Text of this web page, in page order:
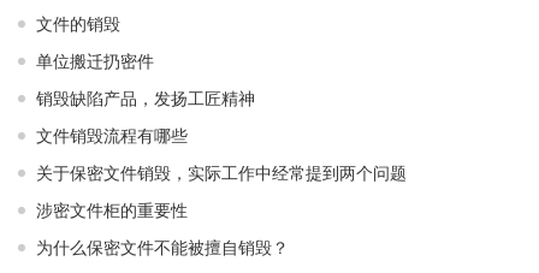
文件的销毁
单位搬迁扔密件
销毁缺陷产品，发扬工匠精神
文件销毁流程有哪些
关于保密文件销毁，实际工作中经常提到两个问题
涉密文件柜的重要性
为什么保密文件不能被擅自销毁？